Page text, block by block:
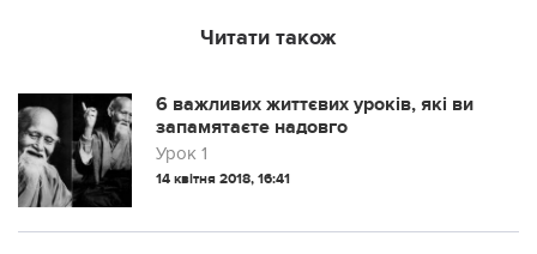
Читати також
6 важливих життєвих уроків, які ви
запамятаєте надовго
Урок 1
14 квітня 2018, 16:41